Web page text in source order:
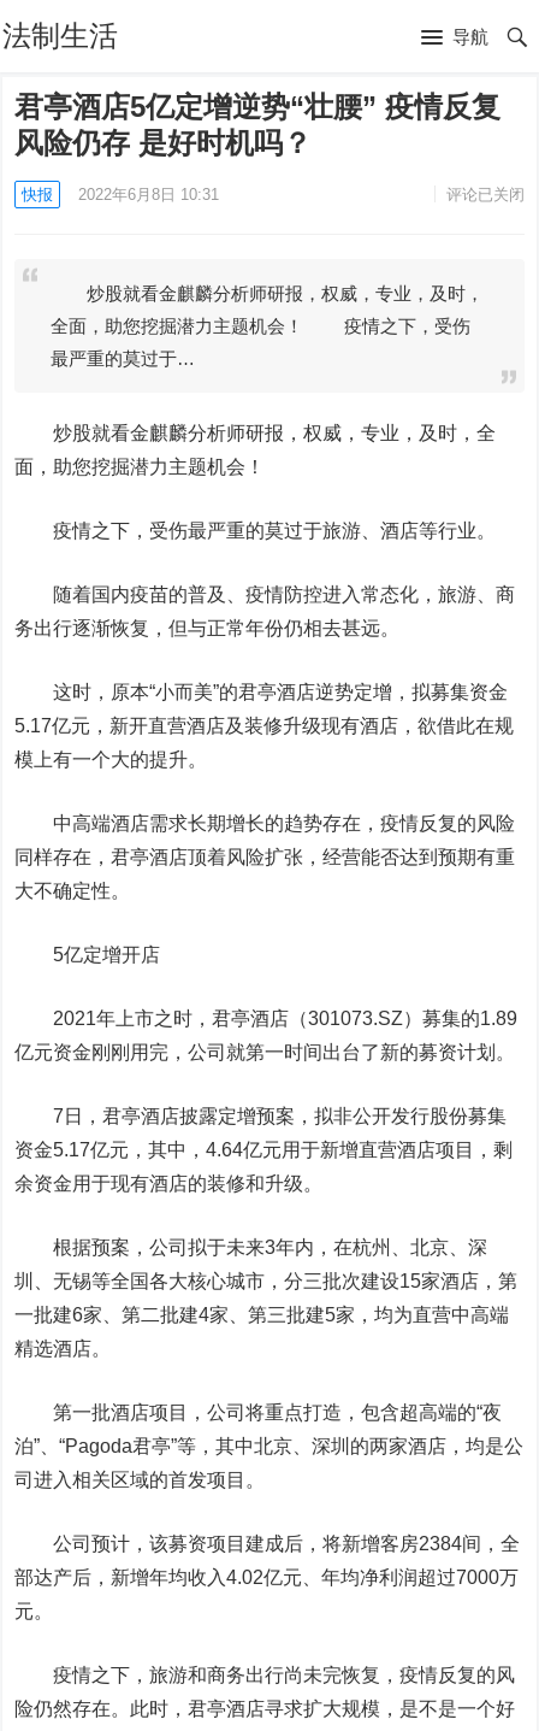
法制生活 导航
君亭酒店5亿定增逆势“壮腰” 疫情反复
风险仍存 是好时机吗？
快报 2022年6月8日 10:31 评论已关闭
炒股就看金麒麟分析师研报，权威，专业，及时，
全面，助您挖掘潜力主题机会！ 疫情之下，受伤
最严重的莫过于…
炒股就看金麒麟分析师研报，权威，专业，及时，全
面，助您挖掘潜力主题机会！
疫情之下，受伤最严重的莫过于旅游、酒店等行业。
随着国内疫苗的普及、疫情防控进入常态化，旅游、商
务出行逐渐恢复，但与正常年份仍相去甚远。
这时，原本“小而美”的君亭酒店逆势定增，拟募集资金
5.17亿元，新开直营酒店及装修升级现有酒店，欲借此在规
模上有一个大的提升。
中高端酒店需求长期增长的趋势存在，疫情反复的风险
同样存在，君亭酒店顶着风险扩张，经营能否达到预期有重
大不确定性。
5亿定增开店
2021年上市之时，君亭酒店（301073.SZ）募集的1.89
亿元资金刚刚用完，公司就第一时间出台了新的募资计划。
7日，君亭酒店披露定增预案，拟非公开发行股份募集
资金5.17亿元，其中，4.64亿元用于新增直营酒店项目，剩
余资金用于现有酒店的装修和升级。
根据预案，公司拟于未来3年内，在杭州、北京、深
圳、无锡等全国各大核心城市，分三批次建设15家酒店，第
一批建6家、第二批建4家、第三批建5家，均为直营中高端
精选酒店。
第一批酒店项目，公司将重点打造，包含超高端的“夜
泊”、“Pagoda君亭”等，其中北京、深圳的两家酒店，均是公
司进入相关区域的首发项目。
公司预计，该募资项目建成后，将新增客房2384间，全
部达产后，新增年均收入4.02亿元、年均净利润超过7000万
元。
疫情之下，旅游和商务出行尚未完恢复，疫情反复的风
险仍然存在。此时，君亭酒店寻求扩大规模，是不是一个好